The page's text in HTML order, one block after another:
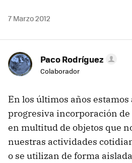
7 Marzo 2012
Paco Rodríguez
Colaborador
En los últimos años
progresiva incorporación
en multitud de objetos que
nuestras actividades
o se utilizan de forma